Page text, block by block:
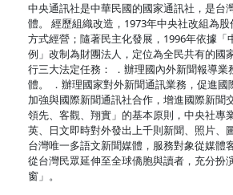
中央通訊社是中華民國的國家通訊社，是台
體。 經歷組織改造，1973年中央社改組為
方式經營；隨著民主化發展，1996年依據「
例」改制為財團法人，定位為全民共有的國
行三大法定任務： ．辦理國內外新聞報導業
體。 ．辦理國家對外新聞通訊業務，促進國
加強與國際新聞通訊社合作，增進國際新聞
領先、客觀、翔實」的基本原則，中央社專
英、日文即時對外發出上千則新聞、照片、
台灣唯一多語文新聞媒體，服務對象從媒體
從台灣民眾延伸至全球僑胞與讀者，充分扮
窗」。